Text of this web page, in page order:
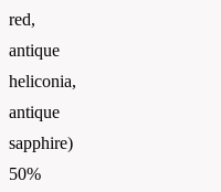
red,
antique
heliconia,
antique
sapphire)
50%